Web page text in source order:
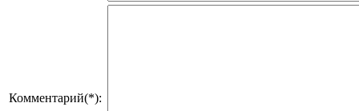
Комментарий(*):